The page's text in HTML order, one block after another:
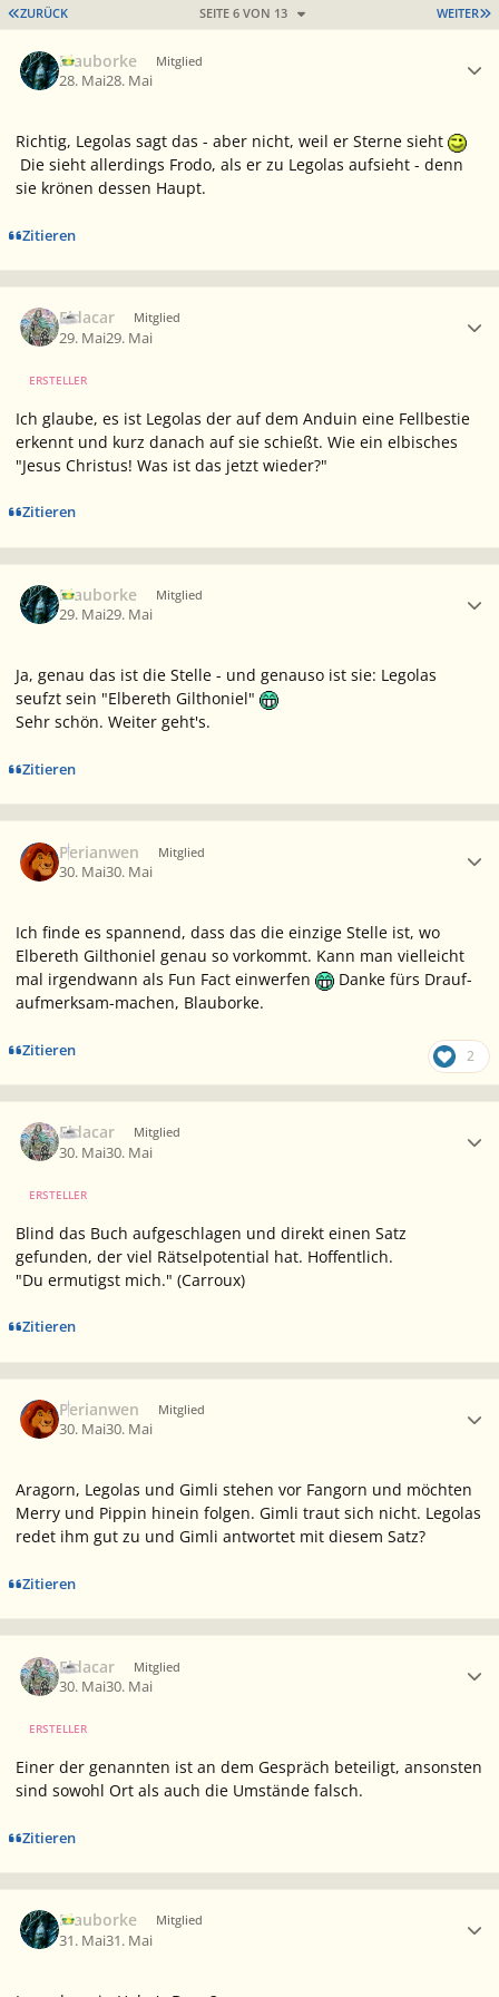
ERSTE SEITE
ZURÜCK WEITER
SEITE 6 VON 13
Blauborke Mitglied
28. Mai28. Mai
Richtig, Legolas sagt das - aber nicht, weil er Sterne sieht
Die sieht allerdings Frodo, als er zu Legolas aufsieht - denn
sie krönen dessen Haupt.
Zitieren
Eldacar Mitglied
29. Mai29. Mai
ERSTELLER
Ich glaube, es ist Legolas der auf dem Anduin eine Fellbestie
erkennt und kurz danach auf sie schießt. Wie ein elbisches
"Jesus Christus! Was ist das jetzt wieder?"
Zitieren
Blauborke Mitglied
29. Mai29. Mai
Ja, genau das ist die Stelle - und genauso ist sie: Legolas
seufzt sein "Elbereth Gilthoniel"
Sehr schön. Weiter geht's.
Zitieren
Perianwen Mitglied
30. Mai30. Mai
Ich finde es spannend, dass das die einzige Stelle ist, wo
Elbereth Gilthoniel genau so vorkommt. Kann man vielleicht
mal irgendwann als Fun Fact einwerfen
Danke fürs Drauf-
aufmerksam-machen, Blauborke.
Zitieren 2
Eldacar Mitglied
30. Mai30. Mai
ERSTELLER
Blind das Buch aufgeschlagen und direkt einen Satz
gefunden, der viel Rätselpotential hat. Hoffentlich.
"Du ermutigst mich." (Carroux)
Zitieren
Perianwen Mitglied
30. Mai30. Mai
Aragorn, Legolas und Gimli stehen vor Fangorn und möchten
Merry und Pippin hinein folgen. Gimli traut sich nicht. Legolas
redet ihm gut zu und Gimli antwortet mit diesem Satz?
Zitieren
Eldacar Mitglied
30. Mai30. Mai
ERSTELLER
Einer der genannten ist an dem Gespräch beteiligt, ansonsten
sind sowohl Ort als auch die Umstände falsch.
Zitieren
Blauborke Mitglied
31. Mai31. Mai